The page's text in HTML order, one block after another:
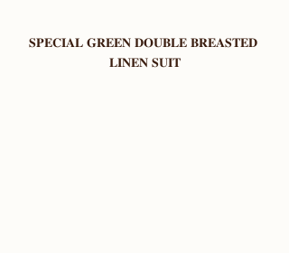
𝐒𝐏𝐄𝐂𝐈𝐀𝐋 𝐆𝐑𝐄𝐄𝐍 𝐃𝐎𝐔𝐁𝐋𝐄 𝐁𝐑𝐄𝐀𝐒𝐓𝐄𝐃
𝐋𝐈𝐍𝐄𝐍 𝐒𝐔𝐈𝐓